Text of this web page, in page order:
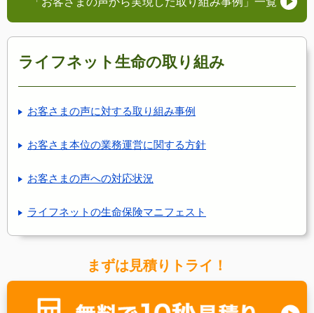
ライフネット生命の取り組み
お客さまの声に対する取り組み事例
お客さま本位の業務運営に関する方針
お客さまの声への対応状況
ライフネットの生命保険マニフェスト
まずは見積りトライ！